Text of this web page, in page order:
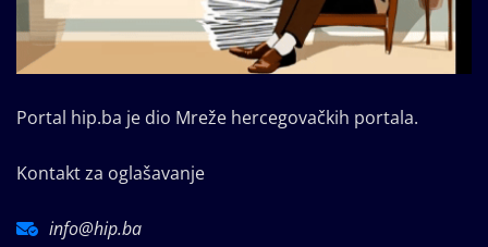
Portal hip.ba je dio Mreže hercegovačkih portala.
Kontakt za oglašavanje
info@hip.ba